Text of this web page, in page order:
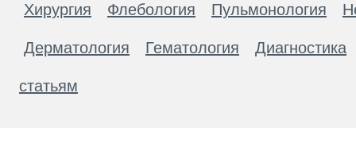
Хирургия Флебология Пульмонология
Дерматология Гематология Диагностика
статьям